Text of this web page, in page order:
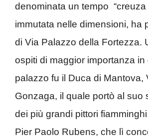
denominata un tempo “creuza
immutata nelle dimensioni, ha
di Via Palazzo della Fortezza.
ospiti di maggior importanza in
palazzo fu il Duca di Mantova,
Gonzaga, il quale portò al suo
dei più grandi pittori fiamminghi
Pier Paolo Rubens, che lì